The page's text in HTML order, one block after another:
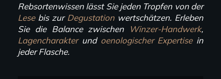
Rebsortenwissen lässt Sie jeden Tropfen von der
Lesebis zur Degustationwertschätzen. Erleben
Sie die Balance zwischen
Winzer-Handwerk,
Lagencharakterund oenologischer Expertisein
jeder Flasche.